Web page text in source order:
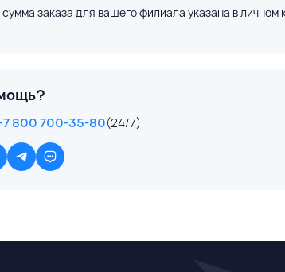
заказа для вашего филиала указана в личном
800 700-35-80(24/7)